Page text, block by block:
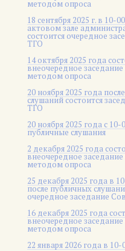
методом опроса
18 сентября 2025 г. в 10-
актовом зале
состоится очередное
ТГО
14 октября 2025 года
внеочередное
методом опроса
20 ноября 2025 года
слушаний состоится
ТГО
20 ноября 2025 года c 10-
публичные слушания
2 декабря 2025 года
внеочередное
методом опроса
25 декабря 2025 года в
после публичных
очередное заседание
16 декабря 2025 года
внеочередное
методом опроса
22 января 2026 года в 10-